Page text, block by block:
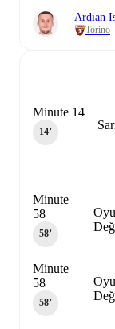
Ardian
Torino
Minute 14
14‎’‎
Minute
58
58‎’‎
Minute
58
58‎’‎